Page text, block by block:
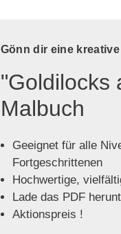
Gönn dir eine
"Goldilocks
Malbuch
Geeignet für alle
Fortgeschrittenen
Hochwertige,
Lade das PDF
Aktionspreis !